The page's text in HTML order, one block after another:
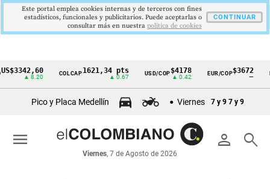
Cintillo
económicos
Colombia
COLCAP1621,34 pts USD/COP$4178
▲ 0.42
EUR/COP$3672
—
Pico y Placa Medellín Viernes 7 y 9 7 y 9
person search
Viernes, 7 de Agosto de 2026
menu
Este portal emplea cookies internas y de terceros con fines
estadísticos, funcionales y publicitarios. Puede aceptarlas o
consultar más en nuestra politica de cookies
CONTINUAR